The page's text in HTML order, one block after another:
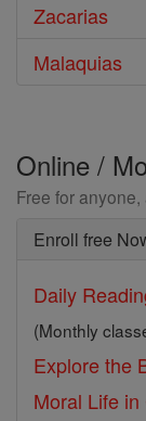
Zacarias
Malaquias
Online /
Free for
Enroll free
Daily
(Monthly
Explore the
Moral Life in